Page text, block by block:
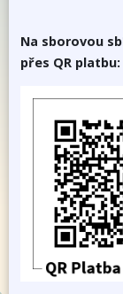
Na sborovou
přes QR platbu: